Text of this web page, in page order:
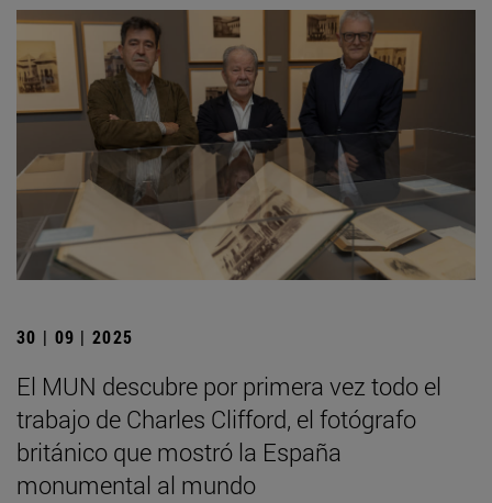
30 | 09 | 2025
El MUN descubre por primera vez todo el
trabajo de Charles Clifford, el fotógrafo
británico que mostró la España
monumental al mundo